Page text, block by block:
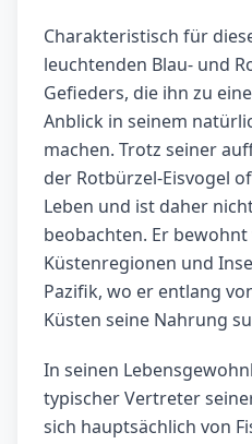
Charakteristisch für
leuchtenden Blau- und
Gefieders, die ihn zu
Anblick in seinem
machen. Trotz seiner
der Rotbürzel-Eisvogel
Leben und ist daher
beobachten. Er
Küstenregionen und
Pazifik, wo er entlang
Küsten seine Nahrung
In seinen
typischer Vertreter
sich hauptsächlich von